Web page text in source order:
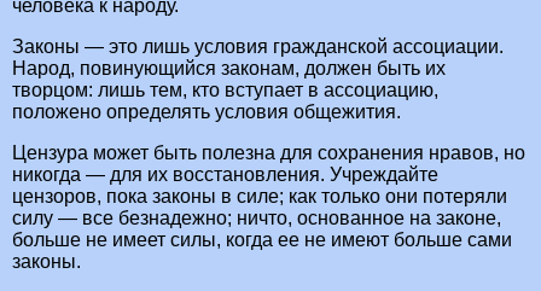
человека к народу.
Законы — это лишь условия гражданской ассоциации.
Народ, повинующийся законам, должен быть их
творцом: лишь тем, кто вступает в ассоциацию,
положено определять условия общежития.
Цензура может быть полезна для сохранения нравов, но
никогда — для их восстановления. Учреждайте
цензоров, пока законы в силе; как только они потеряли
силу — все безнадежно; ничто, основанное на законе,
больше не имеет силы, когда ее не имеют больше сами
законы.